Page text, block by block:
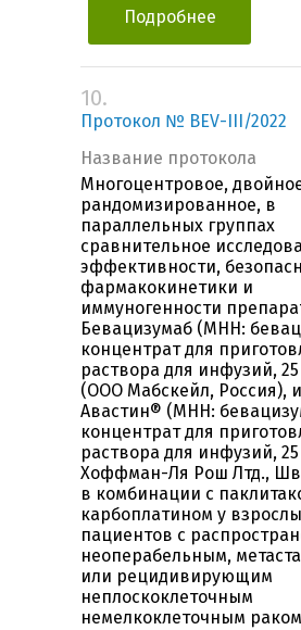
Подробнее
10.
Протокол № BEV-III/2022
Название протокола
Многоцентровое,
рандомизированное, в
параллельных группах
сравнительное
эффективности,
фармакокинетики и
иммуногенности
Бевацизумаб (МНН:
концентрат для
раствора для инфузий,
(ООО Мабскейл, Россия), и
Авастин® (МНН:
концентрат для
раствора для инфузий,
Хоффман-Ля Рош Лтд.,
в комбинации с
карбоплатином у
пациентов с
неоперабельным,
или рецидивирующим
неплоскоклеточным
немелкоклеточным раком